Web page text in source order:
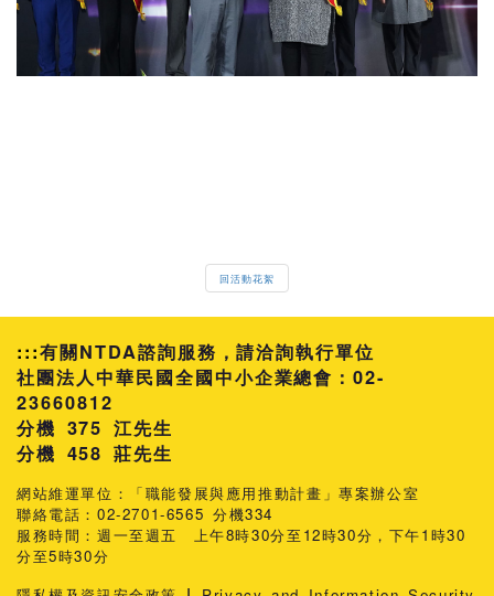
回活動花絮
:::有關NTDA諮詢服務，請洽詢執行單位
社團法人中華民國全國中小企業總會：02-
23660812
分機 375 江先生
458 莊先生
網站維運單位：「職能發展與應用推動計畫」專案辦公室
聯絡電話：02-2701-6565 分機334
服務時間：週一至週五 上午8時30分至12時30分，下午1時30
分至5時30分